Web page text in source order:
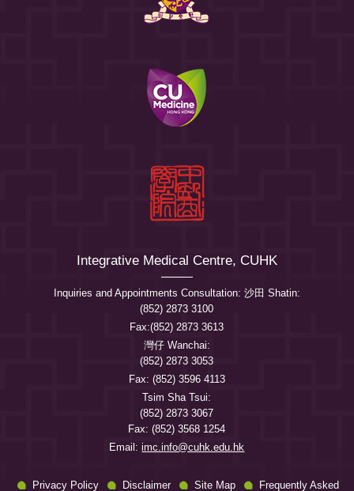
Integrative Medical Centre, CUHK
Inquiries and Appointments Consultation: 沙田 Shatin:
(852) 2873 3100
Fax:(852) 2873 3613
灣仔 Wanchai:
(852) 2873 3053
Fax: (852) 3596 4113
Tsim Sha Tsui:
(852) 2873 3067
Fax: (852) 3568 1254
Email:imc.info@cuhk.edu.hk
Privacy Policy Disclaimer Site Map Frequently Asked